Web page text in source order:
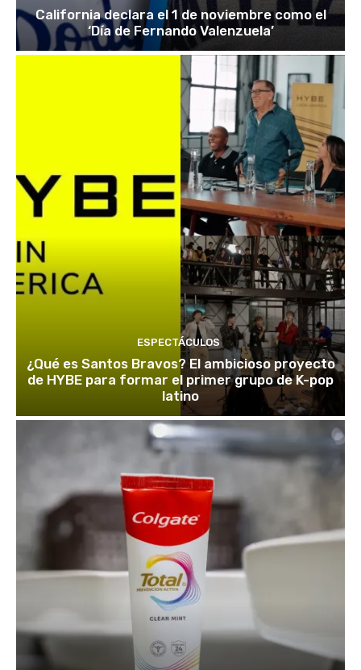
California declara el 1 de noviembre como el
‘Día de Fernando Valenzuela’
ESPECTÁCULOS
¿Qué es Santos Bravos? El ambicioso proyecto
de HYBE para formar el primer grupo de K-pop
latino